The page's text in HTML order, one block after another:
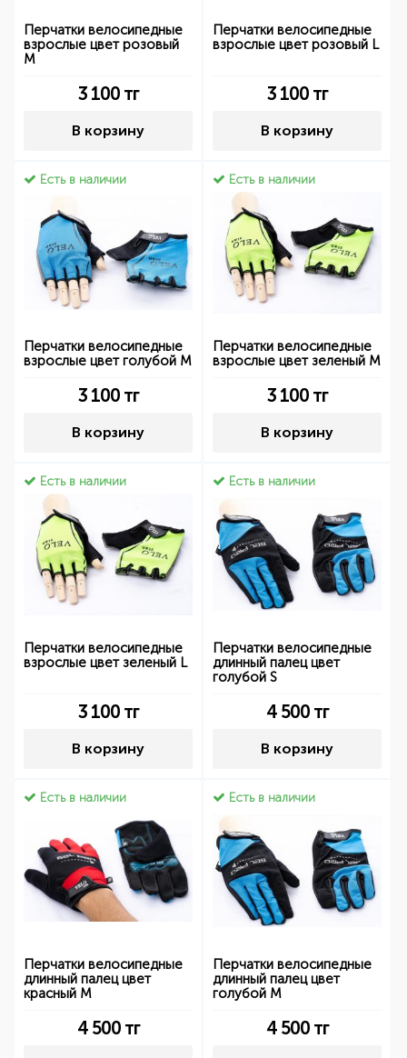
Перчатки велосипедные
взрослые цвет розовый
M
3 100тг
В корзину
Перчатки велосипедные
взрослые цвет розовый L
3 100тг
В корзину
Есть в наличии
Перчатки велосипедные
взрослые цвет голубой M
3 100тг
В корзину
Есть в наличии
Перчатки велосипедные
взрослые цвет зеленый M
3 100тг
В корзину
Есть в наличии
Перчатки велосипедные
взрослые цвет зеленый L
3 100тг
В корзину
Есть в наличии
Перчатки велосипедные
длинный палец цвет
голубой S
4 500тг
В корзину
Есть в наличии
Перчатки велосипедные
длинный палец цвет
красный M
4 500тг
Есть в наличии
Перчатки велосипедные
длинный палец цвет
голубой M
4 500тг